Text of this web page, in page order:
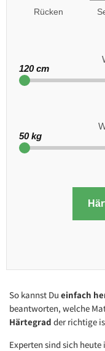
Rücken
120 cm
50 kg
So kannst Du einfach
beantworten, welche
Härtegrad der richtige
Experten sind sich